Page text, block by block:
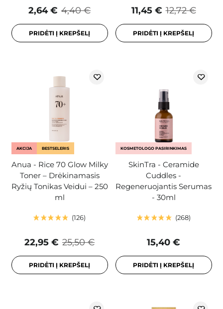
4,40 €
2,64 €
PRIDĖTI Į KREPŠELĮ
12,72 €
11,45 €
PRIDĖTI Į KREPŠELĮ
AKCIJA BESTSELERIS
Anua - Rice 70 Glow Milky
Toner – Drėkinamasis
Ryžių Tonikas Veidui – 250
ml
126
25,50 €
22,95 €
PRIDĖTI Į KREPŠELĮ
KOSMETOLOGO PASIRINKIMAS
SkinTra - Ceramide
Cuddles -
Regeneruojantis Serumas
- 30ml
268
15,40 €
PRIDĖTI Į KREPŠELĮ